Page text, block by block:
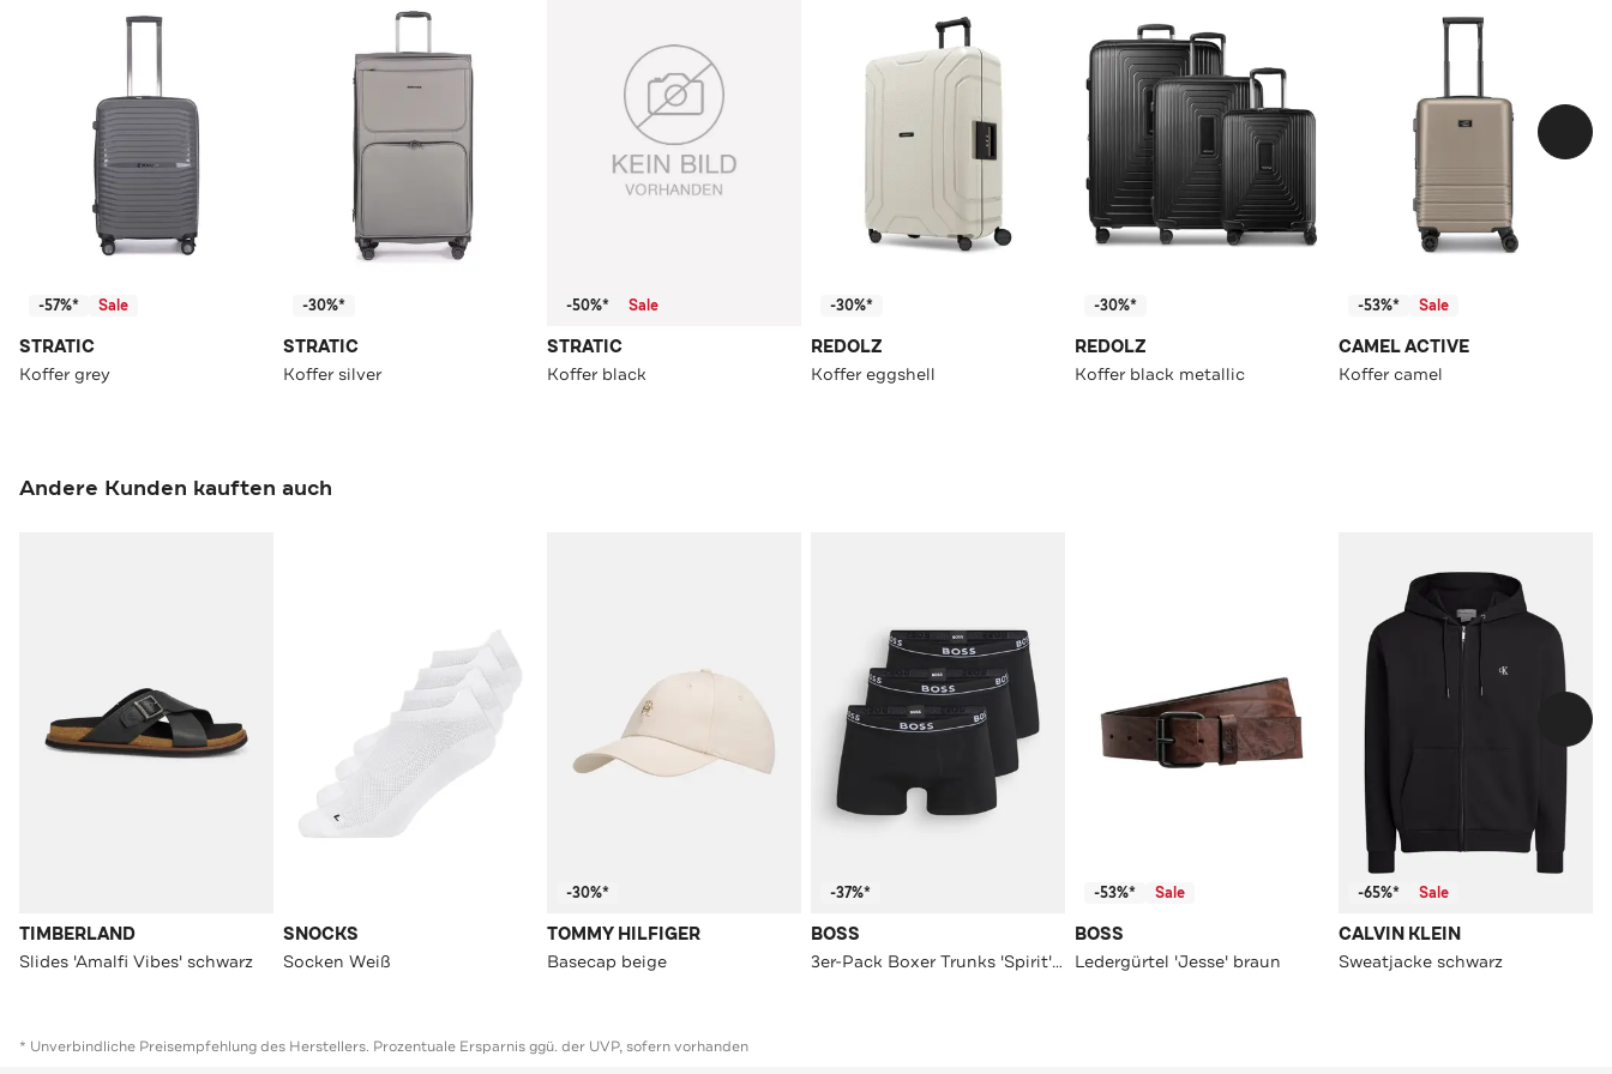
-57%* Sale
STRATIC
Koffer grey
-30%*
STRATIC
Koffer silver
-50%* Sale
STRATIC
Koffer black
-30%*
REDOLZ
Koffer eggshell
-30%*
REDOLZ
Koffer black metallic
-53%* Sale
CAMEL ACTIVE
Koffer camel
Andere Kunden kauften auch
TIMBERLAND
Slides 'Amalfi Vibes' schwarz
SNOCKS
Socken Weiß
-30%*
TOMMY HILFIGER
Basecap beige
-37%*
BOSS
3er-Pack Boxer Trunks 'Spirit' schwarz
-53%* Sale
BOSS
Ledergürtel 'Jesse' braun
-65%* Sale
CALVIN KLEIN
Sweatjacke schwarz
* Unverbindliche Preisempfehlung des Herstellers. Prozentuale Ersparnis ggü. der UVP, sofern vorhanden